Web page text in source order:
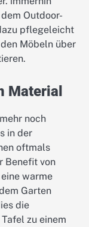
Outdoor-
pflegeleicht
Möbeln über
Material
noch
in der
oftmals
Benefit von
warme
Garten
die
zu einem